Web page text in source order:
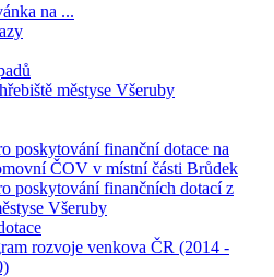
na ...
městyse Všeruby
poskytování finanční dotace na
ČOV v místní části Brůdek
poskytování finančních dotací z
Všeruby
rozvoje venkova ČR (2014 -